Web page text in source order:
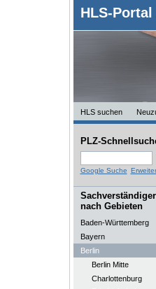
HLS-Portal
HLS suchen
PLZ-
Google Suche
Sachverständiger
nach Gebieten
Baden-Württemberg
Bayern
Berlin
Berlin Mitte
Charlottenburg